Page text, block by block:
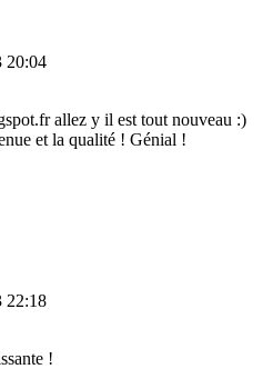
20:04
allez y il est tout nouveau :)
et la qualité ! Génial !
22:18
!